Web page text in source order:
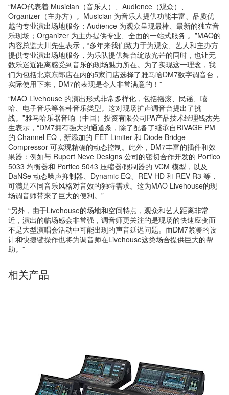
“MAO代表着 Musician（音乐人）、Audience（观众）、
Organizer（主办方）。Musician 为音乐人提供功能丰富、品质优
越的专业演出场地服务；Audience 为观众呈现最棒、最新的独立音
乐现场；Organizer 为主办提供专业、全面的一站式服务 。”MAO的
内容总监大川先生表示，“多年来我们致力于为观众、艺人和主办方
提供专业演出场地服务，为乐队提供舞台绽放光芒的同时，也让无
数乐迷近距离感受到音乐的现场魅力所在。为了实现这一理念，我
们为包括北京东郎店在内的5家门店选择了雅马哈DM7数字调音台，
实际使用下来，DM7的表现是令人非常满意的！”
“MAO Livehouse 的演出形式非常多样化，包括摇滚、民谣、嘻
哈、电子音乐等各种音乐类型。这对现场扩声调音台提出了挑
战。”雅马哈乐器音响（中国）投资有限公司PA产品技术经理钱杰先
生表示，“DM7拥有强大的通道条，除了配备了继承自RIVAGE PM
的 Channel EQ，新添加的 FET Limiter 和 Diode Bridge
Compressor 可实现精确的动态控制。此外，DM7丰富的插件和效
果器：例如与 Rupert Neve Designs 公司的密切合作开发的 Portico
5033 均衡器和 Portico 5043 压缩器/限制器的 VCM 模型，以及
DaNSe 动态噪声抑制器、Dynamic EQ、REV HD 和 REV R3 等，
可满足不同音乐风格对音效的独特需求。这为MAO Livehouse的现
场调音师带来了巨大的便利。”
“另外，由于Livehouse的场地和空间特点，观众和艺人距离非常
近，演出的临场感会非常强，调音师更关注的是现场的快速应变而
不是大型演唱会活动中可能出现的声音延迟问题。而DM7紧凑的设
计和快捷键操作也将为调音师在Livehouse这类场合提供巨大的帮
助。”
相关产品